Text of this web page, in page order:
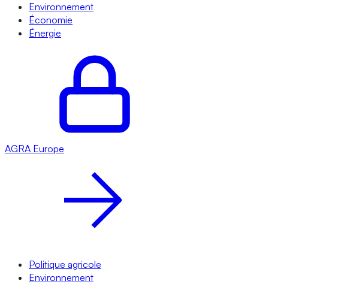
Environnement
Économie
Énergie
AGRA Europe
Politique agricole
Environnement